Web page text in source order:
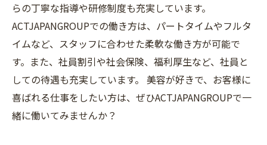
らの丁寧な指導や研修制度も充実しています。
ACTJAPANGROUPでの働き方は、パートタイムやフルタ
イムなど、スタッフに合わせた柔軟な働き方が可能で
す。また、社員割引や社会保険、福利厚生など、社員と
しての待遇も充実しています。 美容が好きで、お客様に
喜ばれる仕事をしたい方は、ぜひACTJAPANGROUPで一
緒に働いてみませんか？